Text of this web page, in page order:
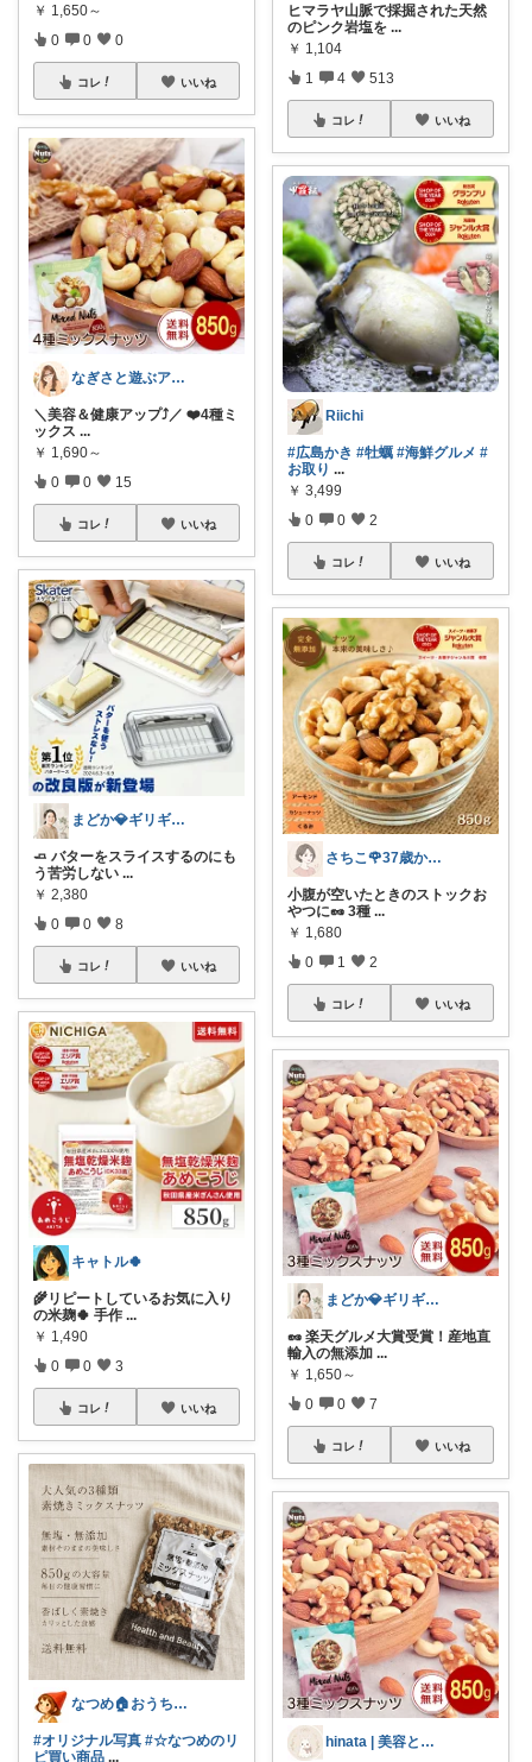
￥ 1,650～
0 0 0
コレ いいね
なぎさと遊ぶアウトドア🌊🏕️
＼美容＆健康アップ⤴️／ ❤️4種ミ
ックス ...
￥ 1,690～
0 0 15
コレ いいね
まどか💎ギリギリアラサーOL
🧈 バターをスライスするのにも
う苦労しない ...
￥ 2,380
0 0 8
コレ いいね
キャトル🍀
🌾リピートしているお気に入り
の米麹🍀 手作 ...
￥ 1,490
0 0 3
コレ いいね
なつめ🏠️おうち時間大好き
#オリジナル写真 #☆なつめのリ
ピ買い商品 ...
ヒマラヤ山脈で採掘された天然
のピンク岩塩を ...
￥ 1,104
1 4 513
コレ いいね
Riichi
#広島かき #牡蠣 #海鮮グルメ #
お取り ...
￥ 3,499
0 0 2
コレ いいね
さちこ🌹37歳からの美容とからだ
小腹が空いたときのストックお
やつに🥜 3種 ...
￥ 1,680
0 1 2
コレ いいね
まどか💎ギリギリアラサーOL
🥜 楽天グルメ大賞受賞！産地直
輸入の無添加 ...
￥ 1,650～
0 0 7
コレ いいね
hinata | 美容と暮らし🐰